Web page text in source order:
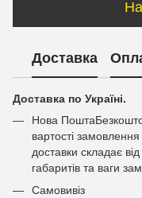
Доставка
Доставка по Україні.
Нова
вартості
доставки складає
габаритів та ваги
Самовивіз